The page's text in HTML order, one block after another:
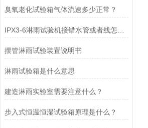
臭氧老化试验箱气体流速多少正常？
摆管淋雨试验装置说明书
淋雨试验箱是什么意思
建造淋雨实验室需要注意什么？
步入式恒温恒湿试验箱原理是什么？